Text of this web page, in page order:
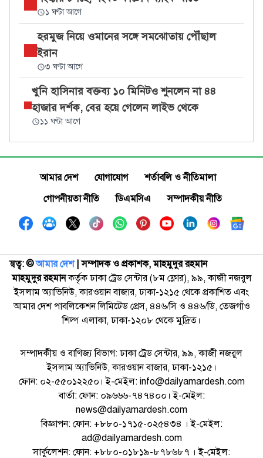
১ ঘণ্টা আগে
হরমুজ নিয়ে ওমানের সঙ্গে সমঝোতায় পৌঁছাল
ইরান
৩ ঘণ্টা আগে
খুনি হাসিনার বক্তব্য ১০ মিনিটও শুনলেন না ৪৪
হাজার দর্শক, বের হয়ে গেলেন লাইভ থেকে
১১ ঘণ্টা আগে
আমার দেশ যোগাযোগ
শর্তাবলি ও নীতিমালা
গোপনীয়তা নীতি
ডিএমসিএ সম্পাদকীয় নীতি
স্বত্ব: ©️আমার দেশ| সম্পাদক ও প্রকাশক, মাহমুদুর রহমান
মাহমুদুর রহমানকর্তৃক ঢাকা ট্রেড সেন্টার (৮ম ফ্লোর), ৯৯, কাজী নজরুল
ইসলাম অ্যাভিনিউ, কারওয়ান বাজার, ঢাকা-১২১৫ থেকে প্রকাশিত এবং
আমার দেশ পাবলিকেশন লিমিটেড প্রেস, ৪৪৬/সি ও ৪৪৬/ডি, তেজগাঁও
শিল্প এলাকা, ঢাকা-১২০৮ থেকে মুদ্রিত।
সম্পাদকীয় ও বাণিজ্য বিভাগ: ঢাকা ট্রেড সেন্টার, ৯৯, কাজী নজরুল
ইসলাম অ্যাভিনিউ, কারওয়ান বাজার, ঢাকা-১২১৫।
ফোন: ০২-৫৫০১২২৫০। ই-মেইল: info@dailyamardesh.com
বার্তা: ফোন: ০৯৬৬৬-৭৪৭৪০০। ই-মেইল:
news@dailyamardesh.com
বিজ্ঞাপন: ফোন: +৮৮০-১৭১৫-০২৫৪৩৪ । ই-মেইল:
ad@dailyamardesh.com
সার্কুলেশন: ফোন: +৮৮০-০১৮১৯-৮৭৮৬৮৭ । ই-মেইল: